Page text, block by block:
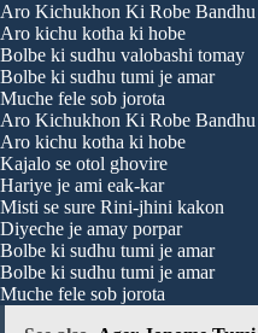
Aro Kichukhon Ki Robe Bandhu
Aro kichu kotha ki hobe
Bolbe ki sudhu valobashi tomay
Bolbe ki sudhu tumi je amar
Muche fele sob jorota
Aro Kichukhon Ki Robe Bandhu
Aro kichu kotha ki hobe
Kajalo se otol ghovire
Hariye je ami eak-kar
Misti se sure Rini-jhini kakon
Diyeche je amay porpar
Bolbe ki sudhu tumi je amar
Bolbe ki sudhu tumi je amar
Muche fele sob jorota